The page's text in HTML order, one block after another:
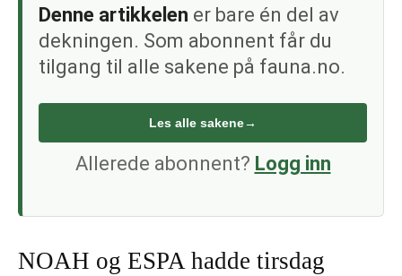
Denne artikkelen er bare én del av
dekningen. Som abonnent får du
tilgang til alle sakene på fauna.no.
Les alle sakene→
Allerede abonnent? Logg inn
NOAH og ESPA hadde tirsdag